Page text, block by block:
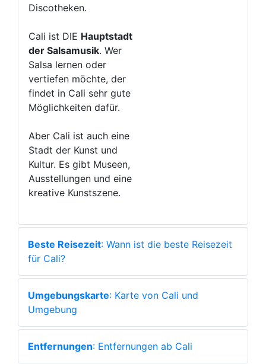
Discotheken.
Cali ist DIE Hauptstadt
der Salsamusik. Wer
Salsa lernen oder
vertiefen möchte, der
findet in Cali sehr gute
Möglichkeiten dafür.
Aber Cali ist auch eine
Stadt der Kunst und
Kultur. Es gibt Museen,
Ausstellungen und eine
kreative Kunstszene.
Beste Reisezeit: Wann ist die beste Reisezeit
für Cali?
Umgebungskarte: Karte von Cali und
Umgebung
Entfernungen: Entfernungen ab Cali